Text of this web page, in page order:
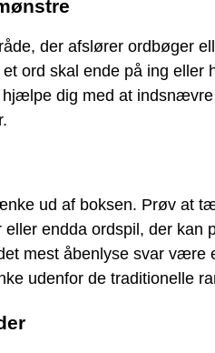
der afslører ordbøger
ord skal ende på ing eller
hjælpe dig med at
ud af boksen. Prøv at
endda ordspil, der kan
mest åbenlyse svar være
udenfor de traditionelle